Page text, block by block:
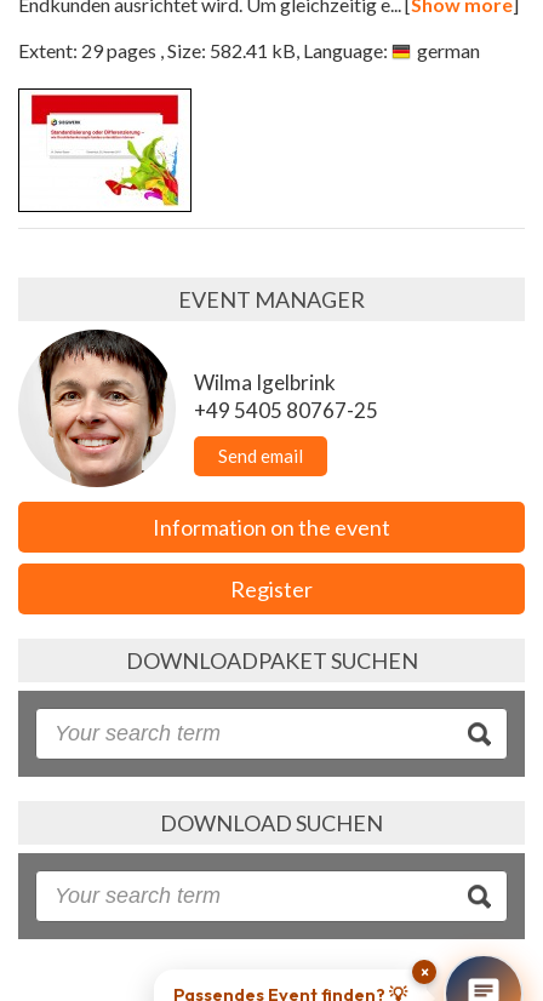
Extent: 29 pages , Size: 582.41 kB, Language:
german
EVENT MANAGER
Wilma Igelbrink
+49 5405 80767-25
Send email
Information on the event
Register
DOWNLOADPAKET SUCHEN
DOWNLOAD SUCHEN
×
Passendes Event finden? 💡